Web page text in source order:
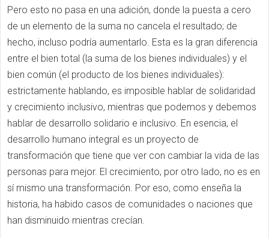
Pero esto no pasa en una adición, donde la puesta a cero
de un elemento de la suma no cancela el resultado; de
hecho, incluso podría aumentarlo. Esta es la gran diferencia
entre el bien total (la suma de los bienes individuales) y el
bien común (el producto de los bienes individuales):
estrictamente hablando, es imposible hablar de solidaridad
y crecimiento inclusivo, mientras que podemos y debemos
hablar de desarrollo solidario e inclusivo. En esencia, el
desarrollo humano integral es un proyecto de
transformación que tiene que ver con cambiar la vida de las
personas para mejor. El crecimiento, por otro lado, no es en
sí mismo una transformación. Por eso, como enseña la
historia, ha habido casos de comunidades o naciones que
han disminuido mientras crecían.